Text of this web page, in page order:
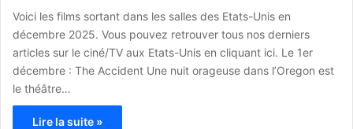
Voici les films sortant dans les salles des Etats-Unis en
décembre 2025. Vous pouvez retrouver tous nos derniers
articles sur le ciné/TV aux Etats-Unis en cliquant ici. Le 1er
décembre : The Accident Une nuit orageuse dans l’Oregon est
le théâtre…
Lire la suite »